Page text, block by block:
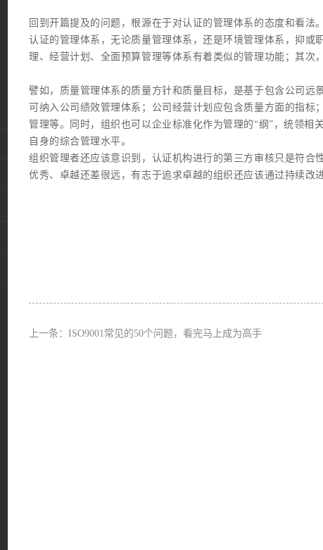
回到开篇提及的问题，根源在于对认证的管理体系的态度和看法。
认证的管理体系，无论质量管理体系，还是环境管理体系，抑或
理、经营计划、全面预算管理等体系有着类似的管理功能；其
譬如，质量管理体系的质量方针和质量目标，是基于包含公司远
可纳入公司绩效管理体系；公司经营计划应包含质量方面的指标
管理等。同时，组织也可以企业标准化作为管理的“纲”，统领
自身的综合管理水平。
组织管理者还应该意识到，认证机构进行的第三方审核只是符
优秀、卓越还差很远，有志于追求卓越的组织还应该通过持续改
上一条： ISO9001常见的50个问题，看完马上成为高手